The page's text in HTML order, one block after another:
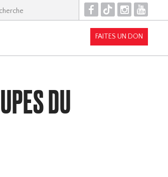
F T I Y
FAITES UN DON
DU